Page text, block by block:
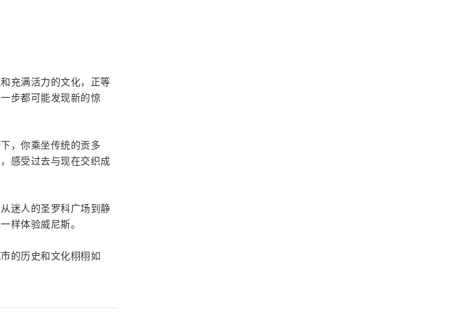
充满活力的文化，正等
步都可能发现新的惊
，你乘坐传统的贡多
感受过去与现在交织成
迷人的圣罗科广场到静
样体验威尼斯。
的历史和文化栩栩如